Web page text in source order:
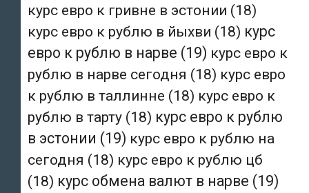
курс евро к гривне в эстонии (18)
курс евро к рублю в йыхви (18) курс
евро к рублю в нарве (19) курс евро к
рублю в нарве сегодня (18) курс евро
к рублю в таллинне (18) курс евро к
рублю в тарту (18) курс евро к рублю
в эстонии (19) курс евро к рублю на
сегодня (18) курс евро к рублю цб
(18) курс обмена валют в нарве (19)